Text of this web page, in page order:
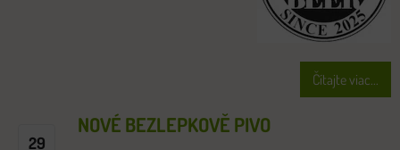
Čítajte viac...
29
NOVÉ BEZLEPKOVĚ PIVO